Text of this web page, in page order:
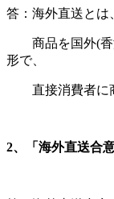
答：海外直送とは
商品を国外(
形で、
直接消費者に商
2、「海外直送合